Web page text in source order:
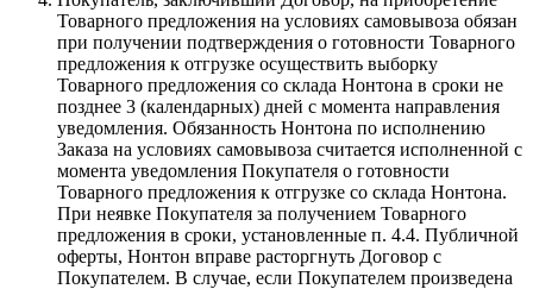
Товарного предложения на условиях самовывоза обязан
при получении подтверждения о готовности Товарного
предложения к отгрузке осуществить выборку
Товарного предложения со склада Нонтона в сроки не
позднее 3 (календарных) дней с момента направления
уведомления. Обязанность Нонтона по исполнению
Заказа на условиях самовывоза считается исполненной с
момента уведомления Покупателя о готовности
Товарного предложения к отгрузке со склада Нонтона.
При неявке Покупателя за получением Товарного
предложения в сроки, установленные п. 4.4. Публичной
оферты, Нонтон вправе расторгнуть Договор с
Покупателем. В случае, если Покупателем произведена